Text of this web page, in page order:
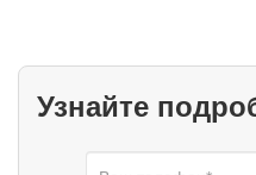
Узнайте